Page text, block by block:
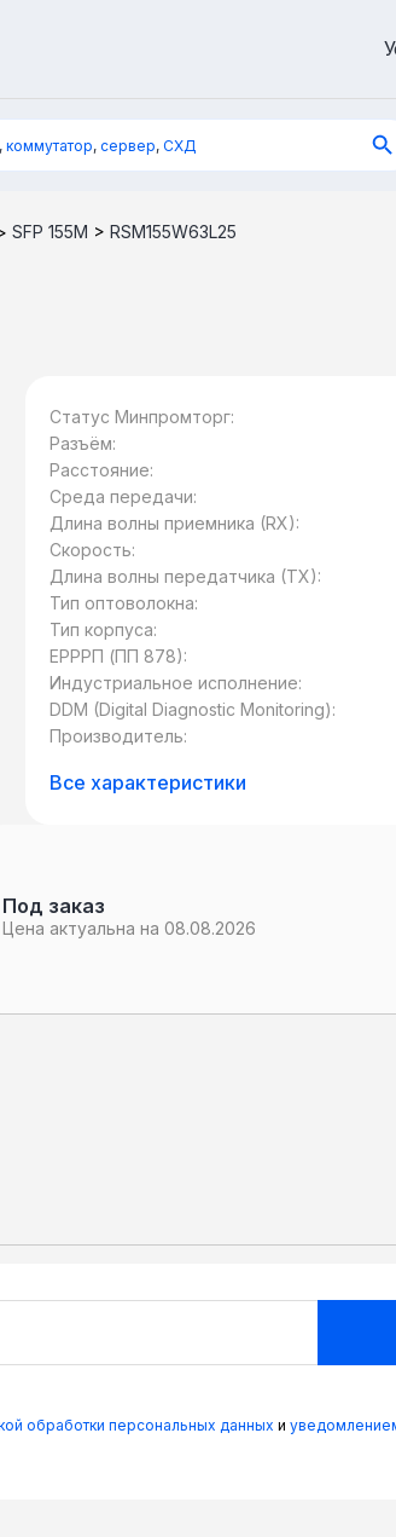
коммутатор, сервер, СХД
SFP 155M > RSM155W63L25
Статус Минпромторг:
Разъём:
Расстояние:
Среда передачи:
Длина волны приемника (RX):
Скорость:
Длина волны передатчика (TX):
Тип оптоволокна:
Тип корпуса:
ЕРРРП (ПП 878):
Индустриальное исполнение:
DDM (Digital Diagnostic Monitoring):
Производитель:
Все характеристики
Под заказ
Цена актуальна на 08.08.2026
обработки персональных данных и